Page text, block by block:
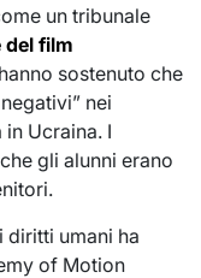
un tribunale
film
sostenuto che
nei
Ucraina. I
gli alunni erano
diritti umani ha
of Motion